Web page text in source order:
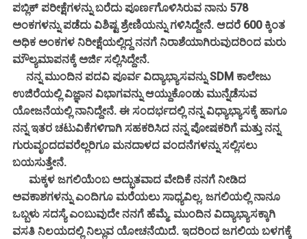
ಪಬ್ಲಿಕ್ ಪರೀಕ್ಷೆಗಳನ್ನು ಬರೆದು ಪೂರ್ಣಗೊಳಿಸಿರುವ ನಾನು 578
ಅಂಕಗಳನ್ನು ಪಡೆದು ವಿಶಿಷ್ಟ ಶ್ರೇಣಿಯನ್ನು ಗಳಿಸಿದ್ದೇನೆ. ಆದರೆ 600 ಕ್ಕಿಂತ
ಅಧಿಕ ಅಂಕಗಳ ನಿರೀಕ್ಷೆಯಲ್ಲಿದ್ದ ನನಗೆ ನಿರಾಶೆಯಾಗಿರುವುದರಿಂದ ಮರು
ಮೌಲ್ಯಮಾಪನಕ್ಕೆ ಅರ್ಜಿ ಸಲ್ಲಿಸಿದ್ದೇನೆ.
ನನ್ನ ಮುಂದಿನ ಪದವಿ ಪೂರ್ವ ವಿದ್ಯಾಭ್ಯಾಸವನ್ನು SDM ಕಾಲೇಜು
ಉಜಿರೆಯಲ್ಲಿ ವಿಜ್ಞಾನ ವಿಭಾಗವನ್ನು ಆಯ್ದುಕೊಂಡು ಮುನ್ನೆಡೆಸುವ
ಯೋಜನೆಯಲ್ಲಿ ನಾನಿದ್ದೇನೆ. ಈ ಸಂದರ್ಭದಲ್ಲಿ ನನ್ನ ವಿಧ್ಯಾಭ್ಯಾಸಕ್ಕೆ ಹಾಗೂ
ನನ್ನ ಇತರ ಚಟುವಿಕೆಗಳಿಗಾಗಿ ಸಹಕರಿಸಿದ ನನ್ನ ಪೋಷಕರಿಗೆ ಮತ್ತು ನನ್ನ
ಗುರುವೃಂದದವರೆಲ್ಲರಿಗೂ ಮನದಾಳದ ವಂದನೆಗಳನ್ನು ಸಲ್ಲಿಸಲು
ಬಯಸುತ್ತೇನೆ.
ಮಕ್ಕಳ ಜಗಲಿಯೆಂಬ ಅದ್ಭುತವಾದ ವೇದಿಕೆ ನನಗೆ ನೀಡಿದ
ಅವಕಾಶಗಳನ್ನು ಎಂದಿಗೂ ಮರೆಯಲು ಸಾಧ್ಯವಿಲ್ಲ. ಜಗಲಿಯಲ್ಲಿ ನಾನೂ
ಒಬ್ಬಳು ಸದಸ್ಯೆ ಎಂಬುವುದೇ ನನಗೆ ಹೆಮ್ಮೆ. ಮುಂದಿನ ವಿದ್ಯಾಭ್ಯಾಸಕ್ಕಾಗಿ
ವಸತಿ ನಿಲಯದಲ್ಲಿ ನಿಲ್ಲುವ ಯೋಚನೆಯಿದೆ. ಇದರಿಂದ ಜಗಲಿಯ ಬಳಗಕ್ಕೆ